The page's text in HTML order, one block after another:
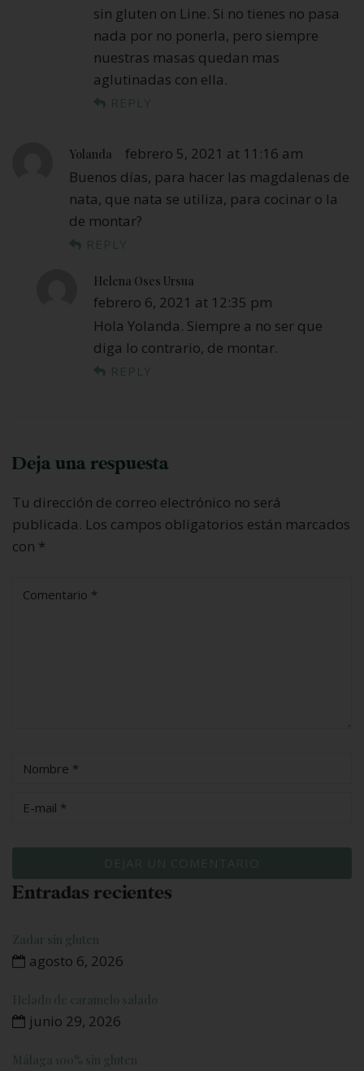
sin gluten on Line. Si no tienes no pasa
nada por no ponerla, pero siempre
nuestras masas quedan mas
aglutinadas con ella.
REPLY
Yolanda
febrero 5, 2021 at 11:16 am
Buenos días, para hacer las magdalenas de
nata, que nata se utiliza, para cocinar o la
de montar?
REPLY
Helena Oses Ursua
febrero 6, 2021 at 12:35 pm
Hola Yolanda. Siempre a no ser que
diga lo contrario, de montar.
REPLY
Deja una respuesta
Tu dirección de correo electrónico no será
publicada. Los campos obligatorios están marcados
con *
Entradas recientes
Zadar sin gluten
agosto 6, 2026
Helado de caramelo salado
junio 29, 2026
Málaga 100% sin gluten